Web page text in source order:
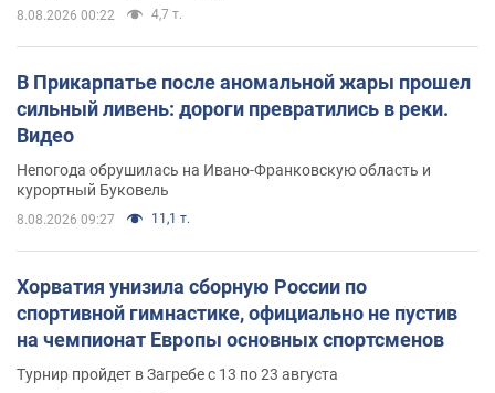
8.08.2026 00:22 4,7 т.
В Прикарпатье после аномальной жары прошел
сильный ливень: дороги превратились в реки.
Видео
Непогода обрушилась на Ивано-Франковскую область и
курортный Буковель
8.08.2026 09:27 11,1 т.
Хорватия унизила сборную России по
спортивной гимнастике, официально не пустив
на чемпионат Европы основных спортсменов
Турнир пройдет в Загребе с 13 по 23 августа